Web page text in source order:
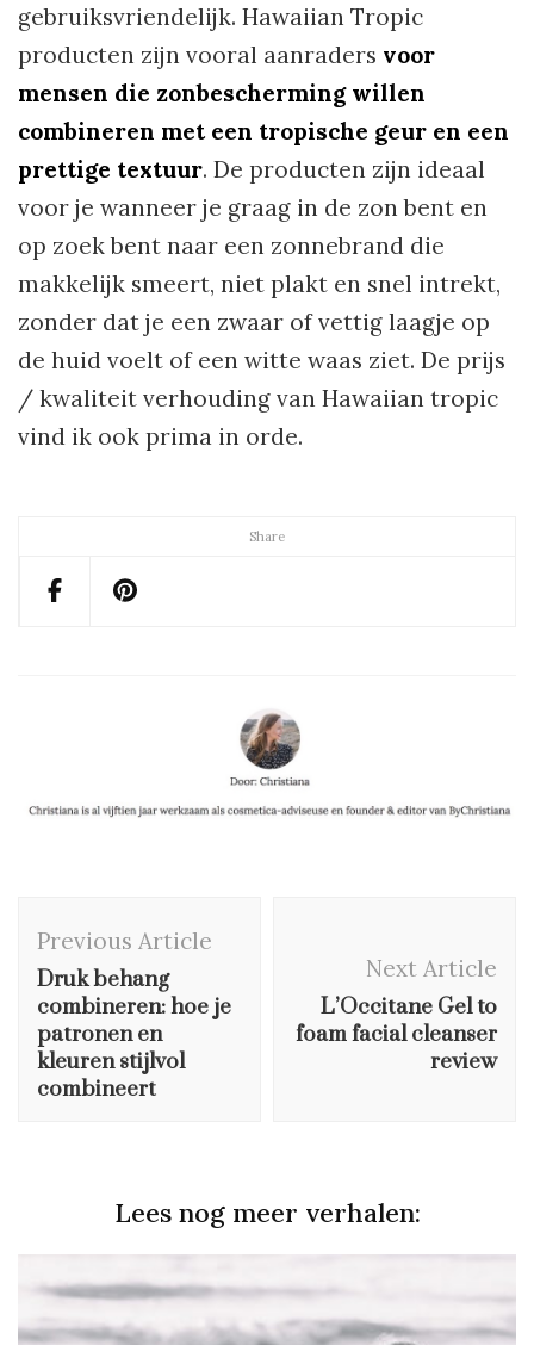
Share
gebruiksvriendelijk. Hawaiian Tropic
producten zijn vooral aanraders voor
mensen die zonbescherming willen
combineren met een tropische geur en een
prettige textuur. De producten zijn ideaal
voor je wanneer je graag in de zon bent en
op zoek bent naar een zonnebrand die
makkelijk smeert, niet plakt en snel intrekt,
zonder dat je een zwaar of vettig laagje op
de huid voelt of een witte waas ziet. De prijs
/ kwaliteit verhouding van Hawaiian tropic
vind ik ook prima in orde.
Navigation
Previous Article
Druk behang
combineren: hoe je
patronen en
kleuren stijlvol
combineert
Next Article
L’Occitane Gel to
foam facial cleanser
review
Lees nog meer verhalen: